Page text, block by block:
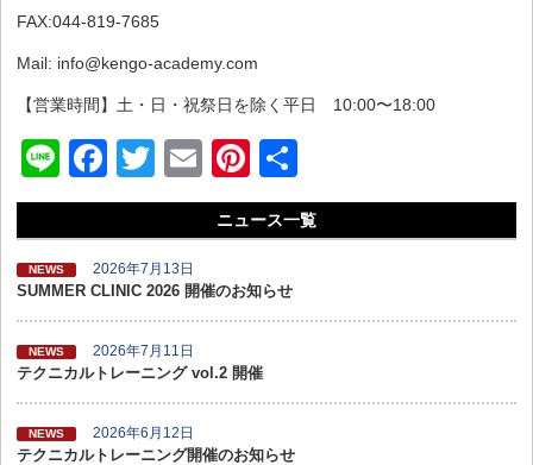
FAX:044-819-7685
Mail: info@kengo-academy.com
【営業時間】土・日・祝祭日を除く平日 10:00〜18:00
Li
n
e
F
a
c
e
b
o
o
k
T
wi
tt
er
E
m
ail
Pi
nt
er
e
st
有
ニュース一覧
NEWS 2026年7月13日
SUMMER CLINIC 2026 開催のお知らせ
NEWS 2026年7月11日
テクニカルトレーニング vol.2 開催
NEWS 2026年6月12日
テクニカルトレーニング開催のお知らせ